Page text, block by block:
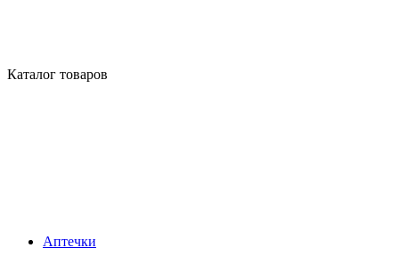
Каталог товаров
Аптечки